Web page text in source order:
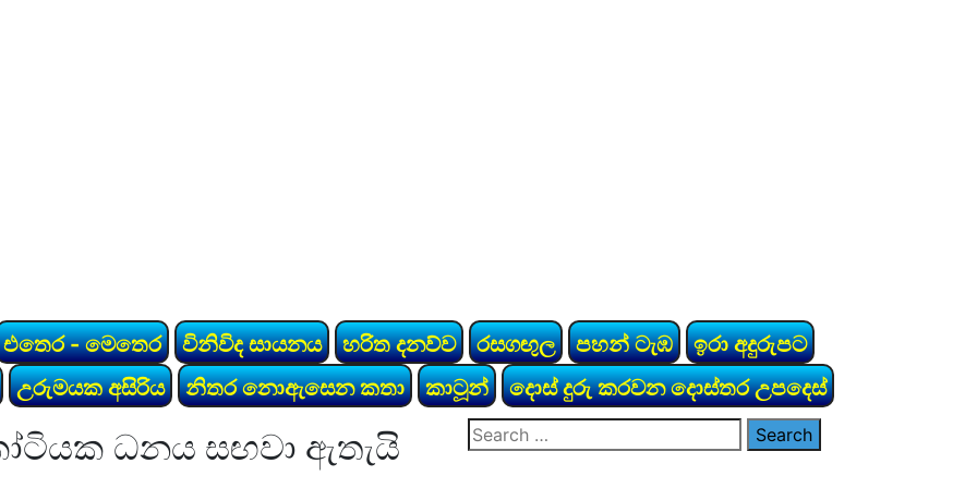
එතෙර - මෙතෙර විනිවිද සායනය හරිත දනව්ව රසගඟුල පහන් ටැඹ
ඉරා අදුරුපට
උරුමයක අසිරිය නිතර නොඇසෙන කතා කාටූන් දොස් දුරු කරවන දොස්තර උපදෙස්
ධනය සඟවා ඇතැයි
Search
for: